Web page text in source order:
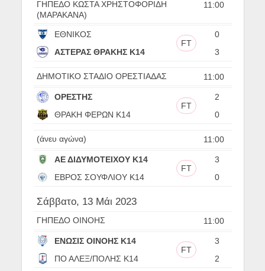
11:00
ΓΗΠΕΔΟ ΚΩΣΤΑ ΧΡΗΣΤΟΦΟΡΙΔΗ
(ΜΑΡΑΚΑΝΑ)
ΕΘΝΙΚΟΣ
0
FT
ΑΣΤΕΡΑΣ ΘΡΑΚΗΣ Κ14
3
11:00
ΔΗΜΟΤΙΚΟ ΣΤΑΔΙΟ ΟΡΕΣΤΙΑΔΑΣ
ΟΡΕΣΤΗΣ
2
FT
ΘΡΑΚΗ ΦΕΡΩΝ Κ14
0
11:00
(άνευ αγώνα)
ΑΕ ΔΙΔΥΜΟΤΕΙΧΟΥ Κ14
3
FT
ΕΒΡΟΣ ΣΟΥΦΛΙΟΥ Κ14
0
Σάββατο, 13 Μάι 2023
11:00
ΓΗΠΕΔΟ ΟΙΝΟΗΣ
ΕΝΩΣΙΣ ΟΙΝΟΗΣ Κ14
3
FT
ΠΟ ΑΛΕΞ/ΠΟΛΗΣ Κ14
2